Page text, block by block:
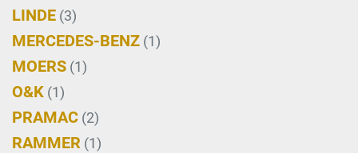
LINDE (3)
MERCEDES-BENZ (1)
MOERS (1)
O&K (1)
PRAMAC (2)
RAMMER (1)